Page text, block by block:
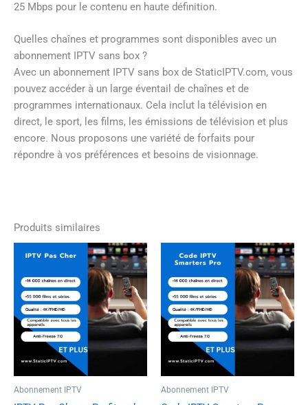
25 Mbps pour le contenu en haute définition.
Quelles chaînes et programmes sont disponibles avec un
abonnement IPTV sans box ?
Avec un abonnement IPTV sans box de StaticIPTV.com, vous
pouvez accéder à un large éventail de chaînes et de
programmes internationaux. Cela inclut la télévision en
direct, le sport, les films, les émissions de télévision et plus
encore. Nous proposons une variété de forfaits pour
répondre à vos préférences et besoins de visionnage.
Produits similaires
Abonnement IPTV
Plage
de
prix :
0,00€
à
49,99€
Ce
produit
a
plusieurs
variations.
Les
options
Abonnement IPTV
Plage
de
prix :
0,00€
à
49,99€
Ce
a
Les